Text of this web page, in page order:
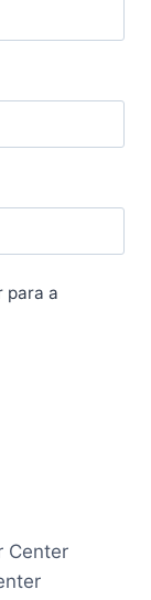
para a
Center